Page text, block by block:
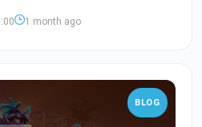
1 month ago
BLOG